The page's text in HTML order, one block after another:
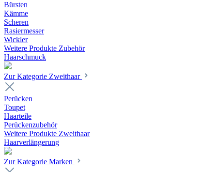
Bürsten
Kämme
Scheren
Rasiermesser
Wickler
Weitere Produkte Zubehör
Haarschmuck
Zur Kategorie Zweithaar
Perücken
Toupet
Haarteile
Perückenzubehör
Weitere Produkte Zweithaar
Haarverlängerung
Zur Kategorie Marken